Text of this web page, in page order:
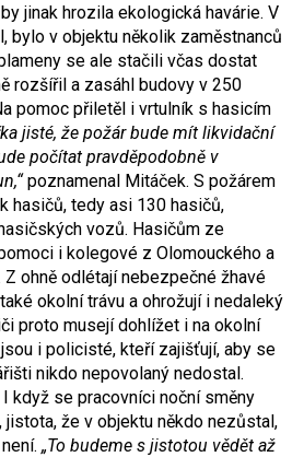
jinak hrozila ekologická havárie. V
bylo v objektu několik zaměstnanců
se ale stačili včas dostat
rozšířil a zasáhl budovy v 250
pomoc přiletěl i vrtulník s hasicím
jisté, že požár bude mít likvidační
počítat pravděpodobně v
poznamenal Mitáček. S požárem
hasičů, tedy asi 130 hasičů,
vozů. Hasičům ze
i kolegové z Olomouckého a
ohně odlétají nebezpečné žhavé
okolní trávu a ohrožují i nedaleký
proto musejí dohlížet i na okolní
i policisté, kteří zajišťují, aby se
nikdo nepovolaný nedostal.
když se pracovníci noční směny
že v objektu někdo nezůstal,
„To budeme s jistotou vědět až